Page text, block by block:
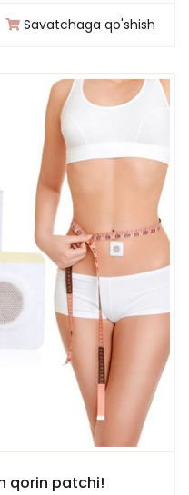
Savatchaga qo'shish
qorin patchi!